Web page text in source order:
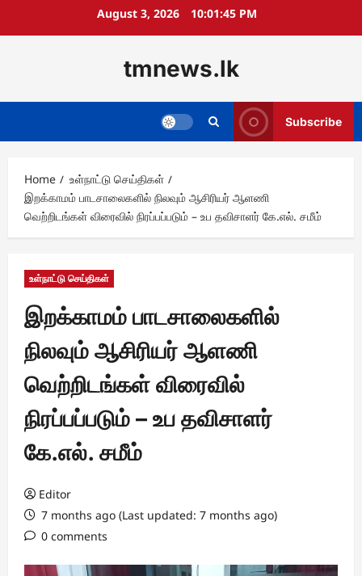
August 3, 2026 10:01:46 PM
tmnews.lk
Subscribe
Home
உள்நாட்டு செய்திகள்
இறக்காமம் பாடசாலைகளில் நிலவும் ஆசிரியர் ஆளணி
வெற்றிடங்கள் விரைவில் நிரப்பப்படும் – உப தவிசாளர் கே.எல். சமீம்
உள்நாட்டு செய்திகள்
இறக்காமம் பாடசாலைகளில்
நிலவும் ஆசிரியர் ஆளணி
வெற்றிடங்கள் விரைவில்
நிரப்பப்படும் – உப தவிசாளர்
கே.எல். சமீம்
Editor
7 months ago (Last updated: 7 months ago)
0 comments